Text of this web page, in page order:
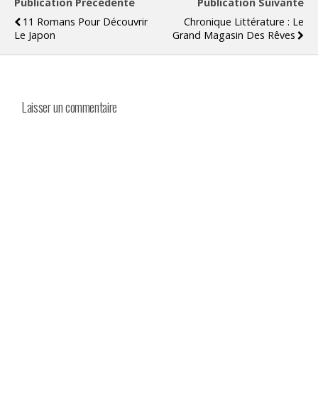
11 Romans Pour Découvrir
Le Japon
Chronique Littérature : Le
Grand Magasin Des Rêves
Laisser un commentaire